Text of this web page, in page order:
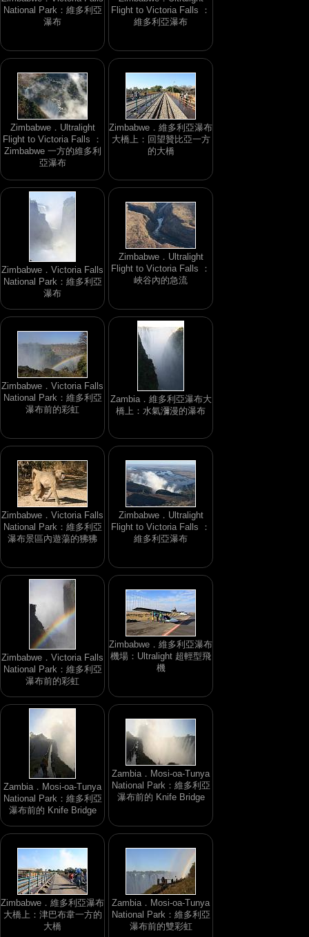
National Park：維多利亞
瀑布
Flight to Victoria Falls ：
維多利亞瀑布
Zimbabwe．Ultralight
Flight to Victoria Falls ：
Zimbabwe 一方的維多利
亞瀑布
Zimbabwe．維多利亞瀑布
大橋上：回望贊比亞一方
的大橋
Zimbabwe．Victoria Falls
National Park：維多利亞
瀑布
Zimbabwe．Ultralight
Flight to Victoria Falls ：
峽谷內的急流
Zimbabwe．Victoria Falls
National Park：維多利亞
瀑布前的彩虹
Zambia．維多利亞瀑布大
橋上：水氣瀰漫的瀑布
Zimbabwe．Victoria Falls
National Park：維多利亞
瀑布景區內遊蕩的狒狒
Zimbabwe．Ultralight
Flight to Victoria Falls ：
維多利亞瀑布
Zimbabwe．Victoria Falls
National Park：維多利亞
瀑布前的彩虹
Zimbabwe．維多利亞瀑布
機場：Ultralight 超輕型飛
機
Zambia．Mosi-oa-Tunya
National Park：維多利亞
瀑布前的 Knife Bridge
Zambia．Mosi-oa-Tunya
National Park：維多利亞
瀑布前的 Knife Bridge
Zimbabwe．維多利亞瀑布
大橋上：津巴布韋一方的
大橋
Zambia．Mosi-oa-Tunya
National Park：維多利亞
瀑布前的雙彩虹